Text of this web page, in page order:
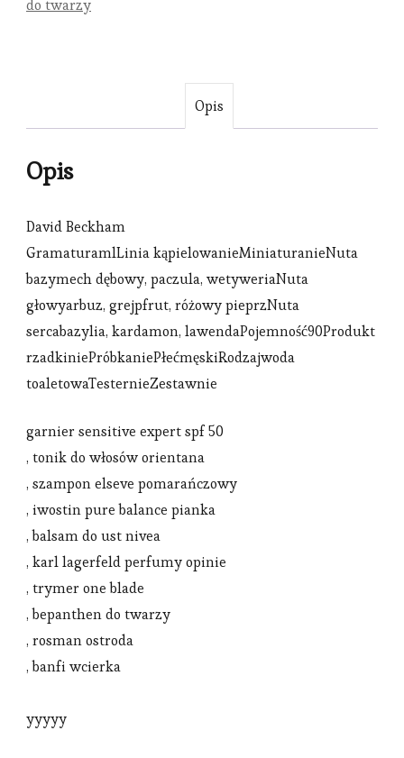
do twarzy
Opis
Opis
David Beckham
GramaturamlLinia kąpielowanieMiniaturanieNuta
bazymech dębowy, paczula, wetyweriaNuta
głowyarbuz, grejpfrut, różowy pieprzNuta
sercabazylia, kardamon, lawendaPojemność90Produkt
rzadkiniePróbkaniePłećmęskiRodzajwoda
toaletowaTesternieZestawnie
garnier sensitive expert spf 50
, tonik do włosów orientana
, szampon elseve pomarańczowy
, iwostin pure balance pianka
, balsam do ust nivea
, karl lagerfeld perfumy opinie
, trymer one blade
, bepanthen do twarzy
, rosman ostroda
, banfi wcierka
yyyyy